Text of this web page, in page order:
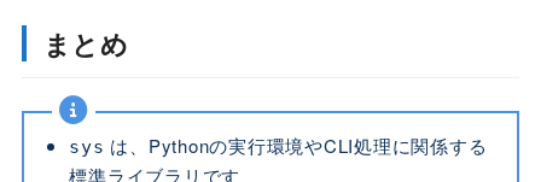
まとめ
sys は、Pythonの実行環境やCLI処理に関係する
標準ライブラリです